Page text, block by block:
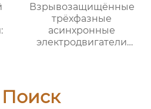
Взрывозащищённые
трёхфазные
асинхронные
электродвигатели
Поиск